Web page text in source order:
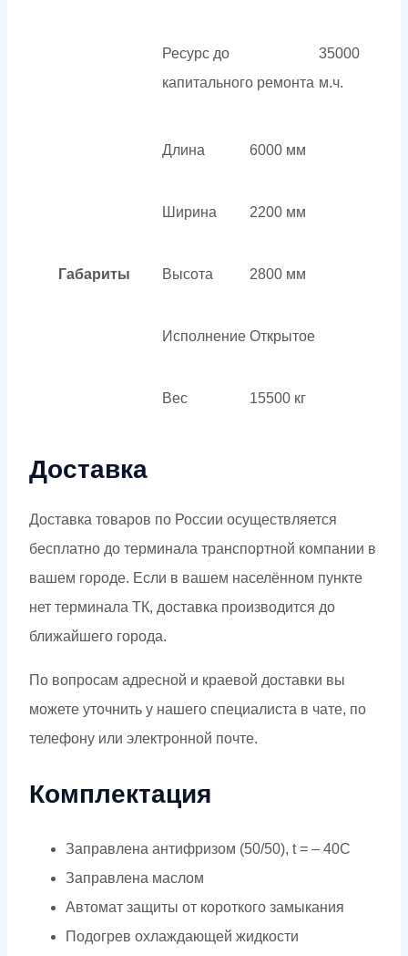
Ресурс до
капитального ремонта
35000
м.ч.
Габариты
Длина 6000 мм
Ширина 2200 мм
Высота 2800 мм
Исполнение Открытое
Вес 15500 кг
Доставка
Доставка товаров по России осуществляется
бесплатно до терминала транспортной компании в
вашем городе. Если в вашем населённом пункте
нет терминала ТК, доставка производится до
ближайшего города.
По вопросам адресной и краевой доставки вы
можете уточнить у нашего специалиста в чате, по
телефону или электронной почте.
Комплектация
Заправлена антифризом (50/50), t = – 40C
Заправлена маслом
Автомат защиты от короткого замыкания
Подогрев охлаждающей жидкости